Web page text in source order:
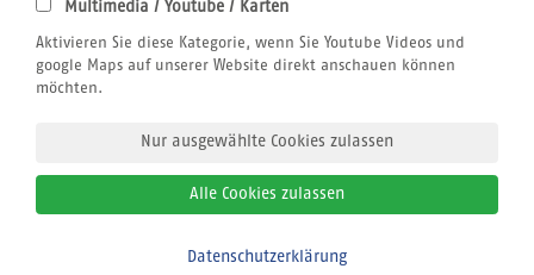
Wingfoilen
Rechtliches
AGB
Datenschutzerklärung
Multimedia / Youtube / Karten
Aktivieren Sie diese Kategorie, wenn Sie Youtube Videos und
google Maps auf unserer Website direkt anschauen können
möchten.
Nur ausgewählte Cookies zulassen
Alle Cookies zulassen
Datenschutzerklärung